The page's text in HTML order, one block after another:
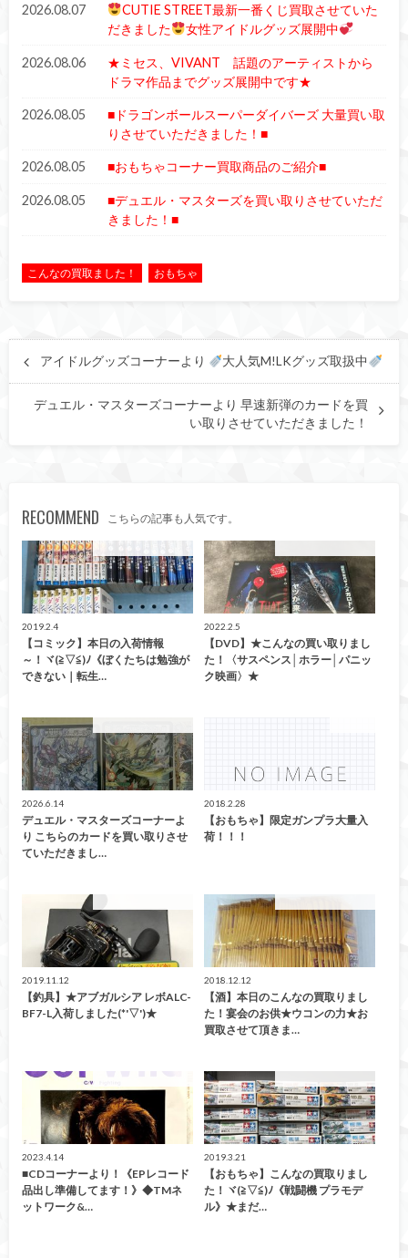
2026.08.07
CUTIE STREET最新一番くじ買取させていた
だきました
女性アイドルグッズ展開中
2026.08.06
★ミセス、VIVANT 話題のアーティストから
ドラマ作品までグッズ展開中です★
2026.08.05
■ドラゴンボールスーパーダイバーズ 大量買い取
りさせていただきました！■
2026.08.05 ■おもちゃコーナー買取商品のご紹介■
2026.08.05
■デュエル・マスターズを買い取りさせていただ
きました！■
こんなの買取ました！ おもちゃ
アイドルグッズコーナーより 大人気M!LKグッズ取扱中
デュエル・マスターズコーナーより 早速新弾のカードを買
い取りさせていただきました！
RECOMMEND こちらの記事も人気です。
2019.2.4
【コミック】本日の入荷情報
～！ヾ(≧▽≦)ﾉ《ぼくたちは勉強が
できない｜転生…
2022.2.5
【DVD】★こんなの買い取りまし
た！〈サスペンス│ホラー│パニッ
ク映画〉★
2026.6.14
デュエル・マスターズコーナーよ
り こちらのカードを買い取りさせ
ていただきまし…
2018.2.28
【おもちゃ】限定ガンプラ大量入
荷！！！
2019.11.12
【釣具】★アブガルシア レボALC-
BF7-L入荷しました(*'▽')★
2018.12.12
【酒】本日のこんなの買取りまし
た！宴会のお供★ウコンの力★お
買取させて頂きま…
2023.4.14
■CDコーナーより！《EPレコード
品出し準備してます！》◆TMネ
ットワーク&…
2019.3.21
【おもちゃ】こんなの買取りまし
た！ヾ(≧▽≦)ﾉ《戦闘機 プラモデ
ル》★まだ…